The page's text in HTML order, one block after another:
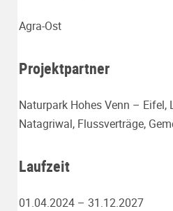
Agra-Ost
Projektpartner
Naturpark Hohes Venn – Eifel,
Natagriwal, Flussverträge,
Laufzeit
01.04.2024 – 31.12.2027